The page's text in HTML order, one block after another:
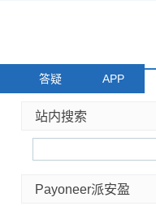
答疑 APP
站内搜索
Payoneer派安盈